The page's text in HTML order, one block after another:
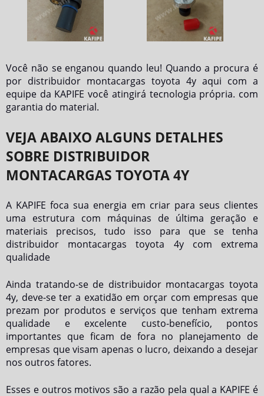
Você não se enganou quando leu! Quando a procura é
por distribuidor montacargas toyota 4y aqui com a
equipe da KAPIFE você atingirá tecnologia própria. com
garantia do material.
VEJA ABAIXO ALGUNS DETALHES
SOBRE DISTRIBUIDOR
MONTACARGAS TOYOTA 4Y
A KAPIFE foca sua energia em criar para seus clientes
uma estrutura com máquinas de última geração e
materiais precisos, tudo isso para que se tenha
distribuidor montacargas toyota 4ycom extrema
qualidade
Ainda tratando-se de distribuidor montacargas toyota
4y, deve-se ter a exatidão em orçar com empresas que
prezam por produtos e serviços que tenham extrema
qualidade e excelente custo-benefício, pontos
importantes que ficam de fora no planejamento de
empresas que visam apenas o lucro, deixando a desejar
nos outros fatores.
Esses e outros motivos são a razão pela qual a KAPIFE é